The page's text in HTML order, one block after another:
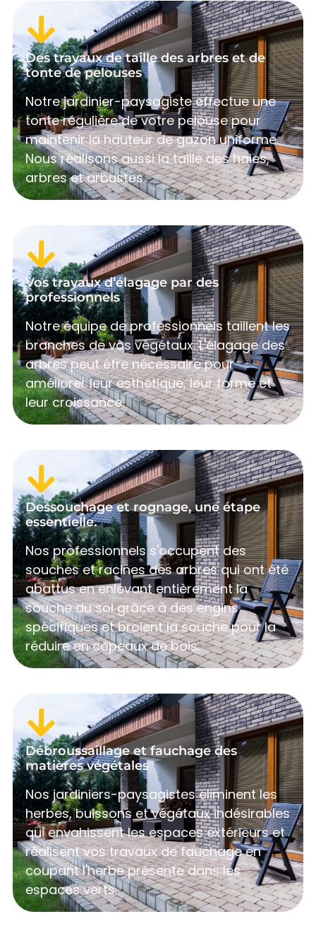
Des travaux de taille des arbres et de
tonte de pelouses
Notre jardinier-paysagiste effectue une
tonte régulière de votre pelouse pour
maintenir la hauteur de gazon uniforme.
Nous réalisons aussi la taille des haies,
arbres et arbustes..
Vos travaux d’élagage par des
professionnels
Notre équipe de professionnels taillent les
branches de vos végétaux. L'élagage des
arbres peut être nécessaire pour
améliorer leur esthétique, leur forme et
leur croissance.
Dessouchage et rognage, une étape
essentielle.
Nos professionnels s'occupent des
souches et racines des arbres qui ont été
abattus en enlevant entièrement la
souche du sol grâce à des engins
spécifiques et broient la souche pour la
réduire en copeaux de bois.
Débroussaillage et fauchage des
matières végétales
Nos jardiniers-paysagistes éliminent les
herbes, buissons et végétaux indésirables
qui envahissent les espaces extérieurs et
réalisent vos travaux de fauchage en
coupant l'herbe présente dans les
espaces verts.